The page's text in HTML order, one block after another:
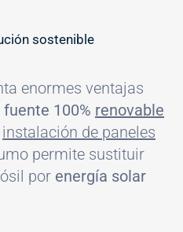
sostenible
enormes ventajas
fuente 100% renovable
instalación de paneles
permite sustituir
por energía solar